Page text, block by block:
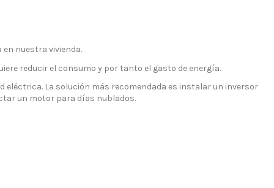
nuestra vivienda.
reducir el consumo y por tanto el gasto de energía.
eléctrica. La solución más recomendada es instalar un inversor
un motor para días nublados.